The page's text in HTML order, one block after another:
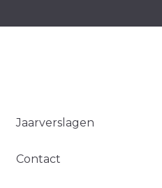
Jaarverslagen
Contact